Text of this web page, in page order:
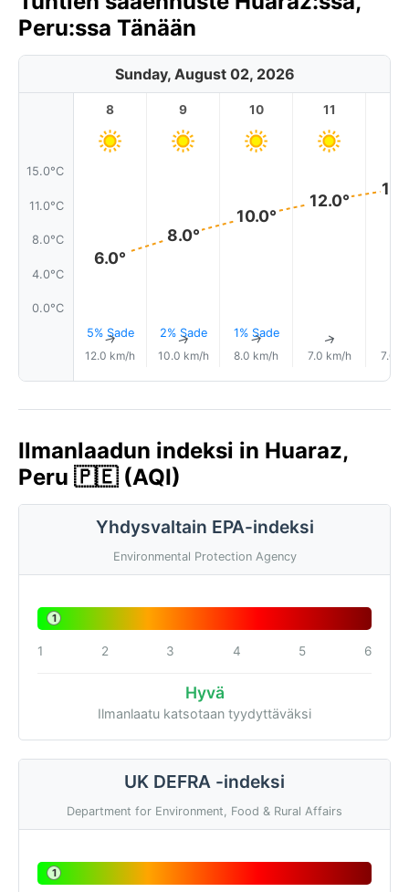
Peru:ssa Tänään
Sunday, August 02, 2026
15.0°C
11.0°C
8.0°C
4.0°C
0.0°C
8
6.0°
5% Sade
↑
12.0 km/h
9
8.0°
2% Sade
↑
10.0 km/h
10
10.0°
1% Sade
↑
8.0 km/h
11
12.0°
↑
7.0 km/h 7.0
Ilmanlaadun indeksi in Huaraz,
Peru 🇵🇪 (AQI)
Yhdysvaltain EPA-indeksi
Environmental Protection Agency
1
1 2 3 4 5 6
Hyvä
Ilmanlaatu katsotaan tyydyttäväksi
UK DEFRA -indeksi
Department for Environment, Food & Rural Affairs
1